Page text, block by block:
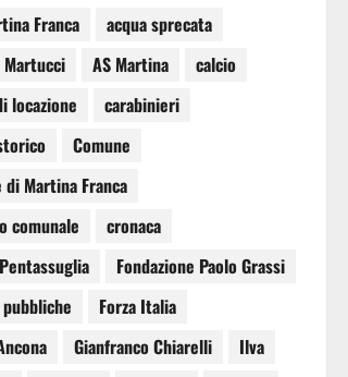
Franca
acqua sprecata
AS Martina
calcio
locazione
carabinieri
Comune
di Martina Franca
comunale
cronaca
Fondazione Paolo Grassi
Forza Italia
Gianfranco Chiarelli
Ilva